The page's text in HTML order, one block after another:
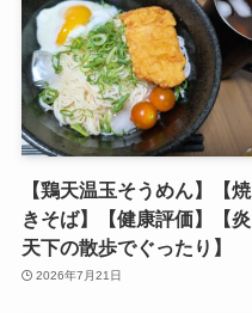
【鶏天温玉そうめん】【焼
きそば】【健康評価】【炎
天下の散歩でぐったり】
2026年7月21日